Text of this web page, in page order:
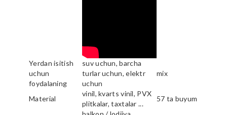
Yerdan isitish
uchun
foydalaning
suv uchun, barcha
turlar uchun, elektr
uchun
mix
Material
vinil, kvarts vinil, PVX
plitkalar, taxtalar ...
57 ta buyum